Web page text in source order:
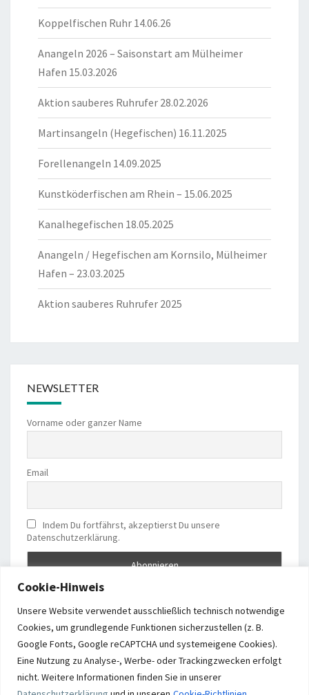
Cookie-Hinweis
Unsere Website verwendet ausschließlich technisch notwendige
Cookies, um grundlegende Funktionen sicherzustellen (z. B.
Google Fonts, Google reCAPTCHA und systemeigene Cookies).
Eine Nutzung zu Analyse-, Werbe- oder Trackingzwecken erfolgt
nicht. Weitere Informationen finden Sie in unserer
Koppelfischen Ruhr 14.06.26
Anangeln 2026 – Saisonstart am Mülheimer
Hafen 15.03.2026
Aktion sauberes Ruhrufer 28.02.2026
Martinsangeln (Hegefischen) 16.11.2025
Forellenangeln 14.09.2025
Kunstköderfischen am Rhein – 15.06.2025
Kanalhegefischen 18.05.2025
Anangeln / Hegefischen am Kornsilo, Mülheimer
Hafen – 23.03.2025
Aktion sauberes Ruhrufer 2025
NEWSLETTER
Vorname oder ganzer Name
Email
Indem Du fortfährst, akzeptierst Du unsere
Datenschutzerklärung.